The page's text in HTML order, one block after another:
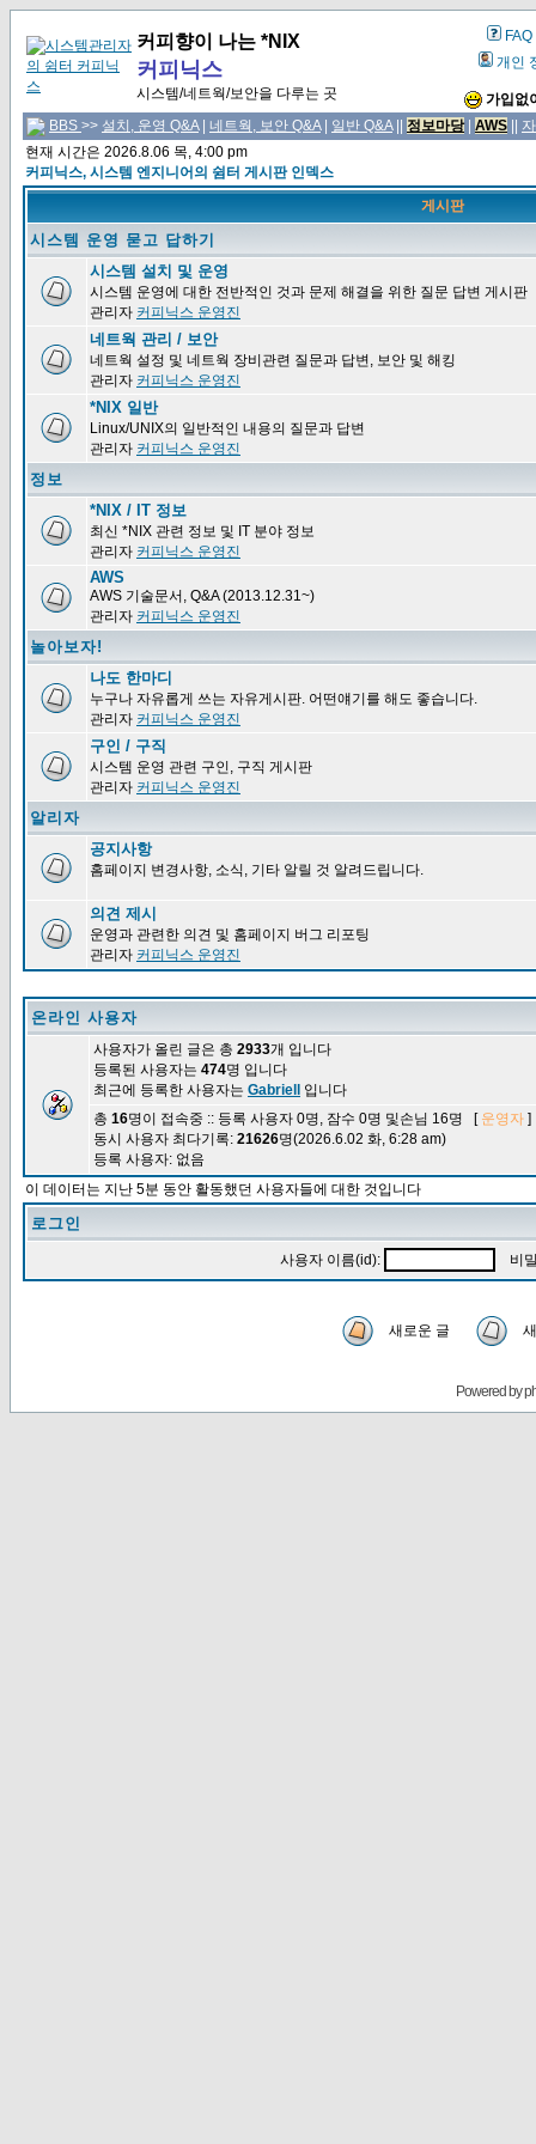
커피향이 나는 *NIX
커피닉스
시스템/네트웍/보안을 다루는 곳
FAQ
개인
가입없
BBS >> 설치, 운영 Q&A| 네트웍, 보안 Q&A| 일반 Q&A|| 정보마당| AWS
현재 시간은 2026.8.06 목, 4:00 pm
커피닉스, 시스템 엔지니어의 쉼터 게시판 인덱스
게시판
시스템 운영 묻고 답하기
시스템 설치 및 운영
시스템 운영에 대한 전반적인 것과 문제 해결을 위한 질문 답변 게시판
관리자 커피닉스 운영진
네트웍 관리 / 보안
네트웍 설정 및 네트웍 장비관련 질문과 답변, 보안 및 해킹
관리자 커피닉스 운영진
*NIX 일반
Linux/UNIX의 일반적인 내용의 질문과 답변
관리자 커피닉스 운영진
정보
*NIX / IT 정보
최신 *NIX 관련 정보 및 IT 분야 정보
관리자 커피닉스 운영진
AWS
AWS 기술문서, Q&A (2013.12.31~)
관리자 커피닉스 운영진
놀아보자!
나도 한마디
누구나 자유롭게 쓰는 자유게시판. 어떤얘기를 해도 좋습니다.
관리자 커피닉스 운영진
구인 / 구직
시스템 운영 관련 구인, 구직 게시판
관리자 커피닉스 운영진
알리자
공지사항
홈페이지 변경사항, 소식, 기타 알릴 것 알려드립니다.
의견 제시
운영과 관련한 의견 및 홈페이지 버그 리포팅
관리자 커피닉스 운영진
온라인 사용자
사용자가 올린 글은 총 2933개 입니다
등록된 사용자는 474명 입니다
최근에 등록한 사용자는 Gabriell
입니다
총 16명이 접속중 :: 등록 사용자 0명, 잠수 0명 및손님 16명 [ 운영자
동시 사용자 최다기록: 21626명(2026.6.02 화, 6:28 am)
등록 사용자: 없음
이 데이터는 지난 5분 동안 활동했던 사용자들에 대한 것입니다
로그인
사용자 이름(id): 비
새로운 글
Powered by